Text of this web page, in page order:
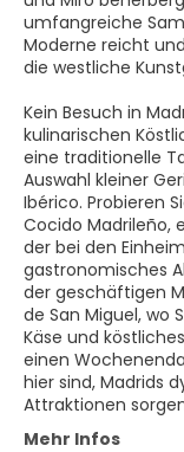
umfangreiche
Moderne reicht
die westliche
Kein Besuch in
kulinarischen
eine traditionelle
Auswahl kleiner
Ibérico. Probieren
Cocido Madrileño,
der bei den
gastronomisches
der geschäftigen
de San Miguel, wo
Käse und
einen
hier sind, Madrids
Attraktionen
Mehr Infos